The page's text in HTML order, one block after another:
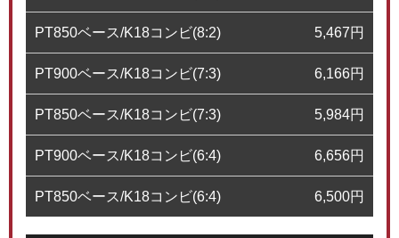
PT850ベース/K18コンビ(8:2) 5,467円
PT900ベース/K18コンビ(7:3) 6,166円
PT850ベース/K18コンビ(7:3) 5,984円
PT900ベース/K18コンビ(6:4) 6,656円
PT850ベース/K18コンビ(6:4) 6,500円